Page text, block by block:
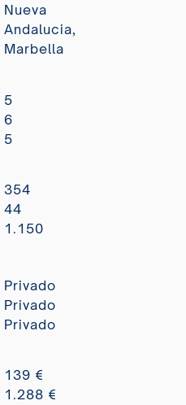
Nueva
Andalucia,
Marbella
5
6
5
354
44
1.150
Privado
Privado
Privado
139 €
1.288 €